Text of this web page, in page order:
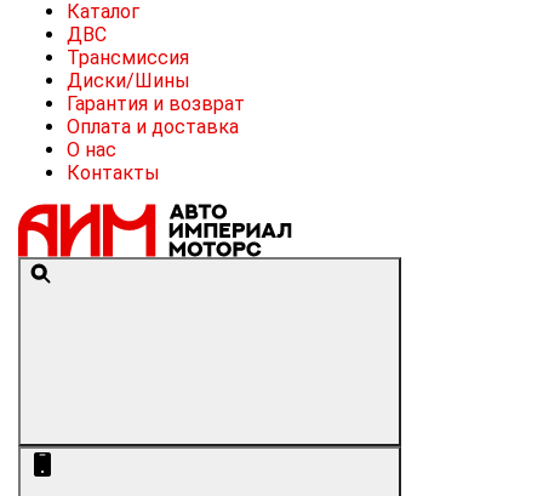
Каталог
ДВС
Трансмиссия
Диски/Шины
Гарантия и возврат
Оплата и доставка
О нас
Контакты